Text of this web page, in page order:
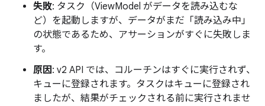
失敗: タスク（ViewModel がデータを読み込むな
ど）を起動しますが、データがまだ「読み込み中」
の状態であるため、アサーションがすぐに失敗しま
す。
原因 : v2 API では、コルーチンはすぐに実行されず、
キューに登録されます。タスクはキューに登録され
ましたが、結果がチェックされる前に実行されませ